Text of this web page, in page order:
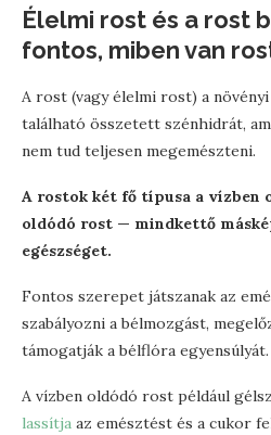
Élelmi rost és a rost
fontos, miben van
A rost (vagy élelmi rost) a
található összetett szénhidrát,
nem tud teljesen megemészteni.
A rostok két fő típusa a vízben
oldódó rost — mindkettő
egészséget.
Fontos szerepet játszanak az
szabályozni a bélmozgást,
támogatják a bélflóra egyensúlyát.
A vízben oldódó rost például
lassítja az emésztést és a cukor